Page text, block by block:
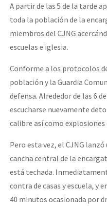
A partir de las 5 de la tarde
toda la población de la
miembros del CJNG
escuelas e iglesia.
Conforme a los protocolos
población y la Guardia
defensa. Alrededor de las 6
escucharse nuevamente
calibre así como explosiones
Pero esta vez, el CJNG
cancha central de la
está techada.
contra de casas y escuela, y
40 minutos ocasionada por